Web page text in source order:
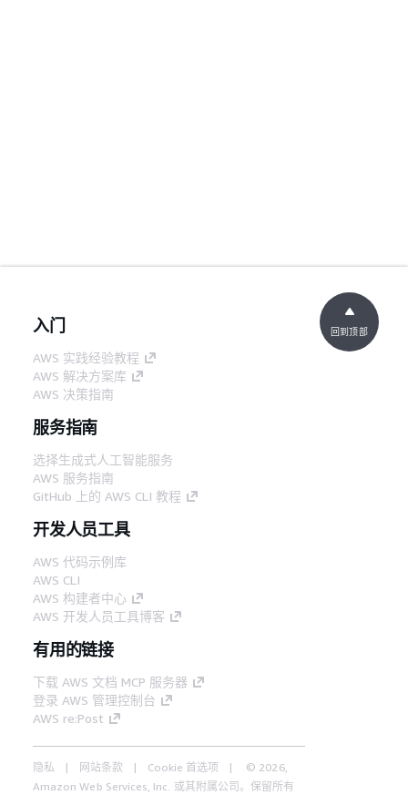
入门
AWS 实践经验教程
AWS 解决方案库
AWS 决策指南
服务指南
选择生成式人工智能服务
AWS 服务指南
GitHub 上的 AWS CLI 教程
开发人员工具
AWS 代码示例库
AWS CLI
AWS 构建者中心
AWS 开发人员工具博客
有用的链接
下载 AWS 文档 MCP 服务器
登录 AWS 管理控制台
AWS re:Post
隐私 网站条款 Cookie 首选项
© 2026,
Amazon Web Services, Inc. 或其附属公司。保留所有
回到顶部